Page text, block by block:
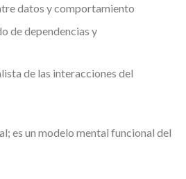
datos y comportamiento
de dependencias y
de las interacciones del
es un modelo mental funcional del